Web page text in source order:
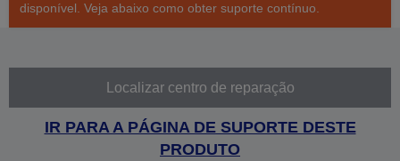
disponível. Veja abaixo como obter suporte contínuo.
Localizar centro de reparação
IR PARA A PÁGINA DE SUPORTE DESTE
PRODUTO